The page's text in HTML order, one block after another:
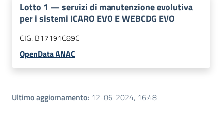
Lotto 1 —servizi di manutenzione evolutiva
per i sistemi ICARO EVO E WEBCDG EVO
CIG: B17191C89C
OpenData ANAC
Ultimo aggiornamento: 12-06-2024, 16:48